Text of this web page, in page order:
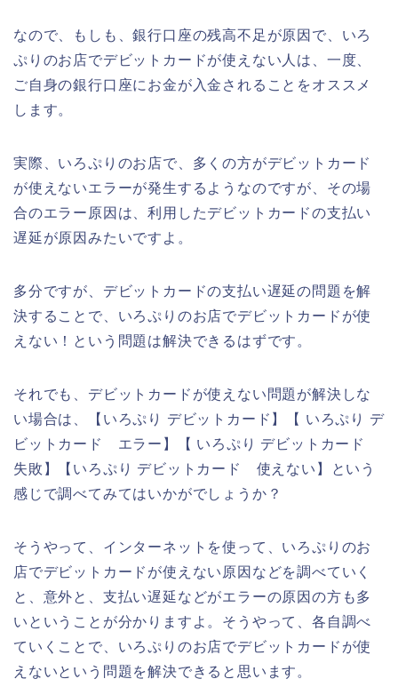
なので、もしも、銀行口座の残高不足が原因で、いろ
ぷりのお店でデビットカードが使えない人は、一度、
ご自身の銀行口座にお金が入金されることをオススメ
します。
実際、いろぷりのお店で、多くの方がデビットカード
が使えないエラーが発生するようなのですが、その場
合のエラー原因は、利用したデビットカードの支払い
遅延が原因みたいですよ。
多分ですが、デビットカードの支払い遅延の問題を解
決することで、いろぷりのお店でデビットカードが使
えない！という問題は解決できるはずです。
それでも、デビットカードが使えない問題が解決しな
い場合は、【いろぷり デビットカード】【 いろぷり デ
ビットカード エラー】【 いろぷり デビットカード
失敗】【いろぷり デビットカード 使えない】という
感じで調べてみてはいかがでしょうか？
そうやって、インターネットを使って、いろぷりのお
店でデビットカードが使えない原因などを調べていく
と、意外と、支払い遅延などがエラーの原因の方も多
いということが分かりますよ。そうやって、各自調べ
ていくことで、いろぷりのお店でデビットカードが使
えないという問題を解決できると思います。